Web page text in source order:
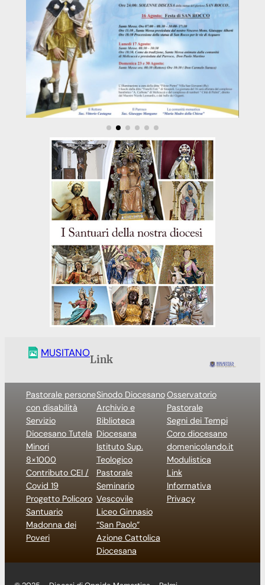
MUSITANO
Link
Pastorale persone
con disabilità
Servizio
Diocesano Tutela
Minori
8×1000
Contributo CEI /
Covid 19
Progetto Policoro
Santuario
Madonna dei
Poveri
Sinodo Diocesano
Archivio e
Biblioteca
Diocesana
Istituto Sup.
Teologico
Pastorale
Seminario
Vescovile
Liceo Ginnasio
“San Paolo”
Azione Cattolica
Diocesana
Osservatorio
Pastorale
Segni dei Tempi
Coro diocesano
domenicolando.it
Modulistica
Link
Informativa
Privacy